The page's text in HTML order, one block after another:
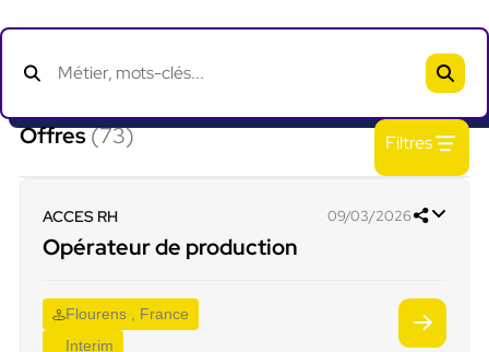
Offres(73) Filtres
ACCES RH 09/03/2026
Opérateur de production
Flourens , France
Interim